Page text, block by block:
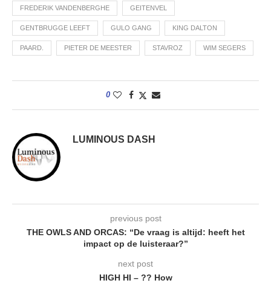
FREDERIK VANDENBERGHE GEITENVEL
GENTBRUGGE LEEFT GULO GANG KING DALTON
PAARD. PIETER DE MEESTER STAVROZ WIM SEGERS
0
LUMINOUS DASH
previous post
THE OWLS AND ORCAS: “De vraag is altijd: heeft het
impact op de luisteraar?”
next post
HIGH HI – ?? How